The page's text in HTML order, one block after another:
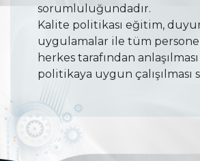
sorumluluğundadır.
Kalite politikası eğitim,
uygulamalar ile tüm
herkes tarafından
politikaya uygun çalışılması